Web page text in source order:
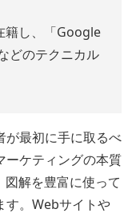
籍し、「Google
どのテクニカル
が最初に手に取るべ
ーケティングの本質
解を豊富に使って
す。Webサイトや